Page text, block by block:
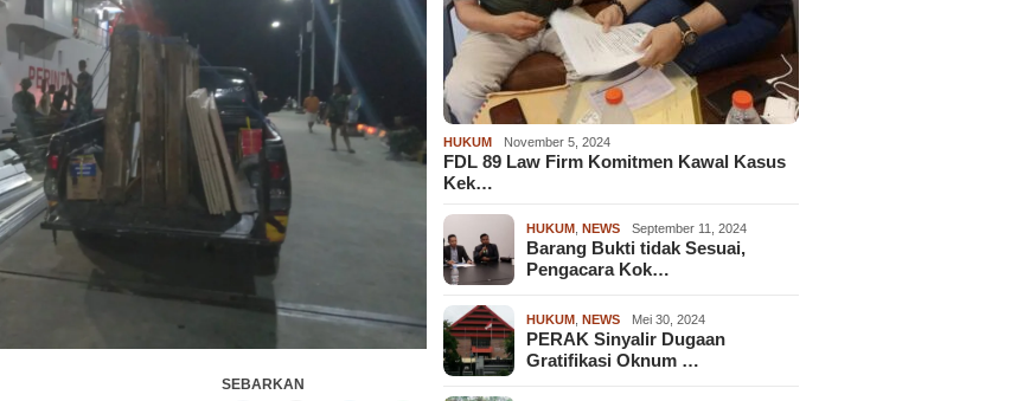
SEBARKAN
HUKUM November 5, 2024
FDL 89 Law Firm Komitmen Kawal Kasus
Kek…
HUKUM ,NEWS September 11, 2024
Barang Bukti tidak Sesuai,
Pengacara Kok…
HUKUM ,NEWS Mei 30, 2024
PERAK Sinyalir Dugaan
Gratifikasi Oknum …